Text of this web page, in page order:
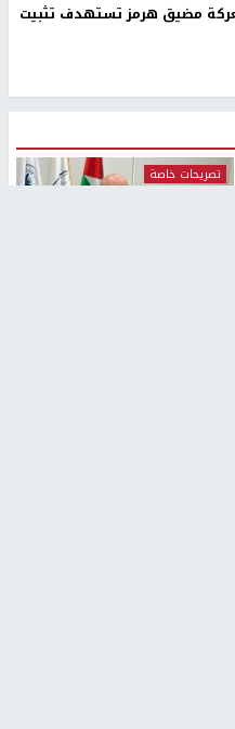
مضيق هرمز تستهدف تثبيت
تصريحات خاصة